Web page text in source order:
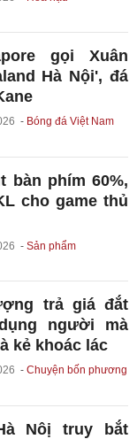
gọi Xuân
Hà Nội', đá
Bóng đá Việt Nam
bàn phím 60%,
cho game thủ
Sản phẩm
trả giá đắt
người mà
kẻ khoác lác
Chuyện bốn phương
Nôị truy bắt